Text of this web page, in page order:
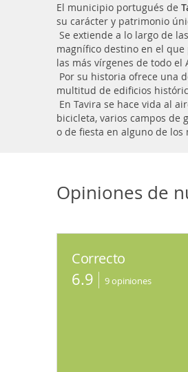
El municipio portugués de
su carácter y patrimonio
Se extiende a lo largo de
magnífico destino en el
las más vírgenes de todo el
Por su historia ofrece una
multitud de edificios
En Tavira se hace vida al
bicicleta, varios campos de
o de fiesta en alguno de
Opiniones de
Correcto
6.9 9opiniones